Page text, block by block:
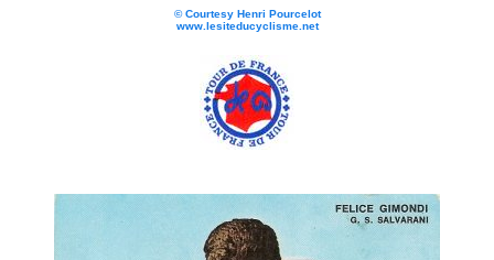
©Courtesy Henri Pourcelot
www.lesiteducyclisme.net